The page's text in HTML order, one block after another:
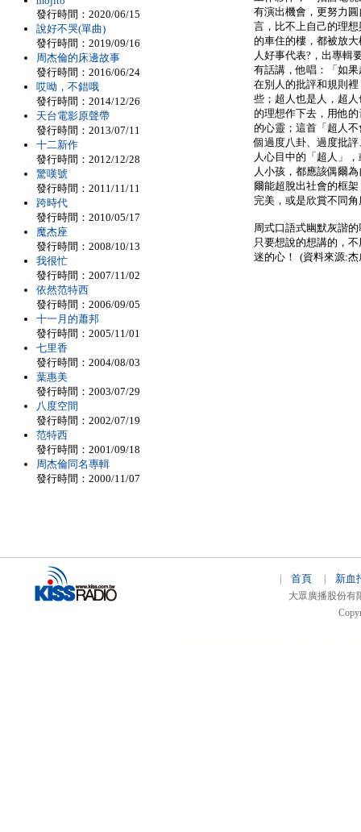
有演出機會，更努力
言，比不上自己的理
的車住的樓，都被放
人好事代表?，出專輯
有話講，他唱：「如
在別人的批評和規則
些；超人也是人，超
的理想作下去，用他
的心靈；這首「超人
個過度八卦、過度批
人心目中的「超人」
人小孩，都應該偶爾
爾能超脫出社會的框
完美，或是欣賞不同
周式口語式幽默灰諧
只要想說的想講的，
迷的心！ (資料來源:杰
發行時間：2020/06/15
說好不哭(單曲)
發行時間：2019/09/16
周杰倫的床邊故事
發行時間：2016/06/24
哎呦，不錯哦
發行時間：2014/12/26
天台電影原聲帶
發行時間：2013/07/11
十二新作
發行時間：2012/12/28
驚嘆號
發行時間：2011/11/11
跨時代
發行時間：2010/05/17
魔杰座
發行時間：2008/10/13
我很忙
發行時間：2007/11/02
依然范特西
發行時間：2006/09/05
十一月的蕭邦
發行時間：2005/11/01
七里香
發行時間：2004/08/03
葉惠美
發行時間：2003/07/29
八度空間
發行時間：2002/07/19
范特西
發行時間：2001/09/18
周杰倫同名專輯
發行時間：2000/11/07
首頁 新血
大眾廣播股份有